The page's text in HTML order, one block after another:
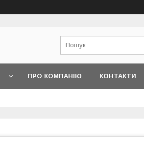
ПРО КОМПАНІЮ КОНТАКТИ